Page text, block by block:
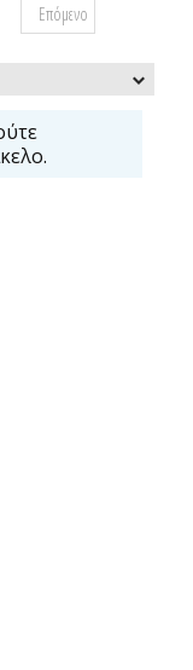
Επόμενο